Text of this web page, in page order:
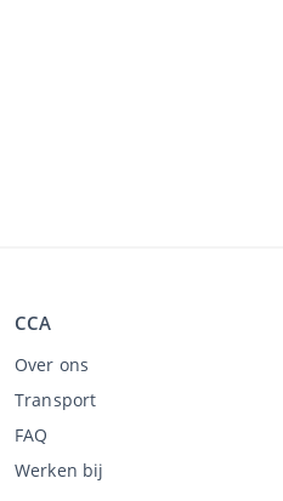
CCA
Over ons
Transport
FAQ
Werken bij